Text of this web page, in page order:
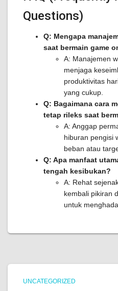
Questions)
Q: Mengapa
saat bermain game
A: Manajemen
menjaga
produktivitas
yang cukup.
Q: Bagaimana cara
tetap rileks saat
A: Anggap
hiburan pengisi
beban atau
Q: Apa manfaat
tengah kesibukan?
A: Rehat
kembali pikiran
untuk
UNCATEGORIZED